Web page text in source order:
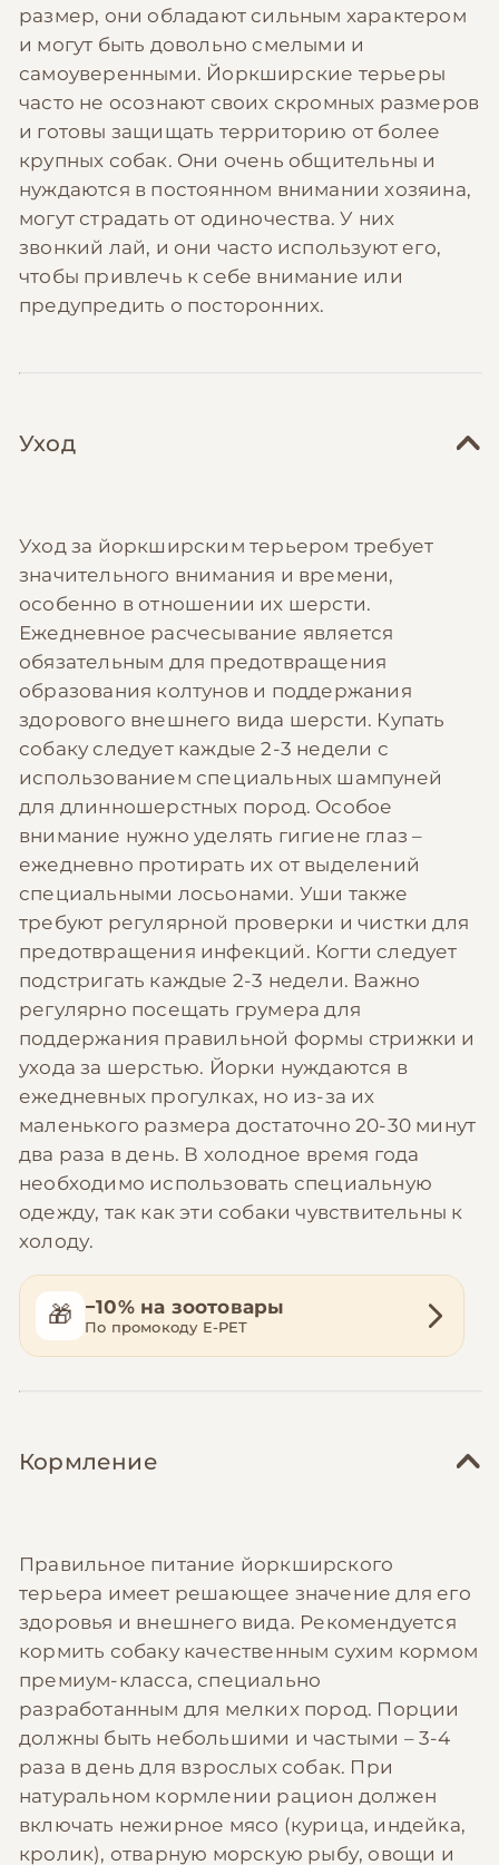
размер, они обладают сильным характером
и могут быть довольно смелыми и
самоуверенными. Йоркширские терьеры
часто не осознают своих скромных размеров
и готовы защищать территорию от более
крупных собак. Они очень общительны и
нуждаются в постоянном внимании хозяина,
могут страдать от одиночества. У них
звонкий лай, и они часто используют его,
чтобы привлечь к себе внимание или
предупредить о посторонних.
Уход
Уход за йоркширским терьером требует
значительного внимания и времени,
особенно в отношении их шерсти.
Ежедневное расчесывание является
обязательным для предотвращения
образования колтунов и поддержания
здорового внешнего вида шерсти. Купать
собаку следует каждые 2-3 недели с
использованием специальных шампуней
для длинношерстных пород. Особое
внимание нужно уделять гигиене глаз –
ежедневно протирать их от выделений
специальными лосьонами. Уши также
требуют регулярной проверки и чистки для
предотвращения инфекций. Когти следует
подстригать каждые 2-3 недели. Важно
регулярно посещать грумера для
поддержания правильной формы стрижки и
ухода за шерстью. Йорки нуждаются в
ежедневных прогулках, но из-за их
маленького размера достаточно 20-30 минут
два раза в день. В холодное время года
необходимо использовать специальную
одежду, так как эти собаки чувствительны к
холоду.
🎁 −10% на зоотовары
По промокоду E-PET
Кормление
Правильное питание йоркширского
терьера имеет решающее значение для его
здоровья и внешнего вида. Рекомендуется
кормить собаку качественным сухим кормом
премиум-класса, специально
разработанным для мелких пород. Порции
должны быть небольшими и частыми – 3-4
раза в день для взрослых собак. При
натуральном кормлении рацион должен
включать нежирное мясо (курица, индейка,
кролик), отварную морскую рыбу, овощи и